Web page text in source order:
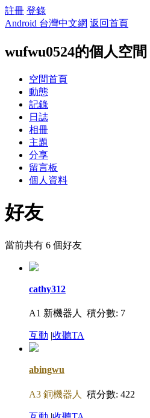
註冊 登錄
Android 台灣中文網 返回首頁
wufwu0524的個人空間
空間首頁
動態
記錄
日誌
相冊
主題
分享
留言板
個人資料
好友
當前共有 6 個好友
cathy312
A1 新機器人 積分數: 7
互動 |收聽TA
abingwu
A3 銅機器人 積分數: 422